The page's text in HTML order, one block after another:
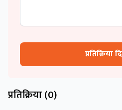
प्रतिक्रिया
प्रतिक्रिया (0)